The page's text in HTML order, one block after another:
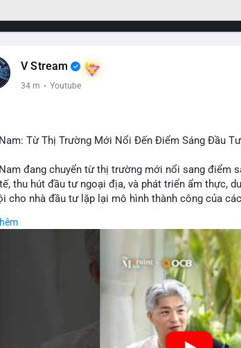
V Stream
34 m · Youtube
Từ Thị Trường Mới Nổi Đến Điểm Sáng Đầu
đang chuyển từ thị trường mới nổi sang điểm
thu hút đầu tư ngoại địa, và phát triển ẩm thực,
cho nhà đầu tư lặp lại mô hình thành công của
toàn cầu.